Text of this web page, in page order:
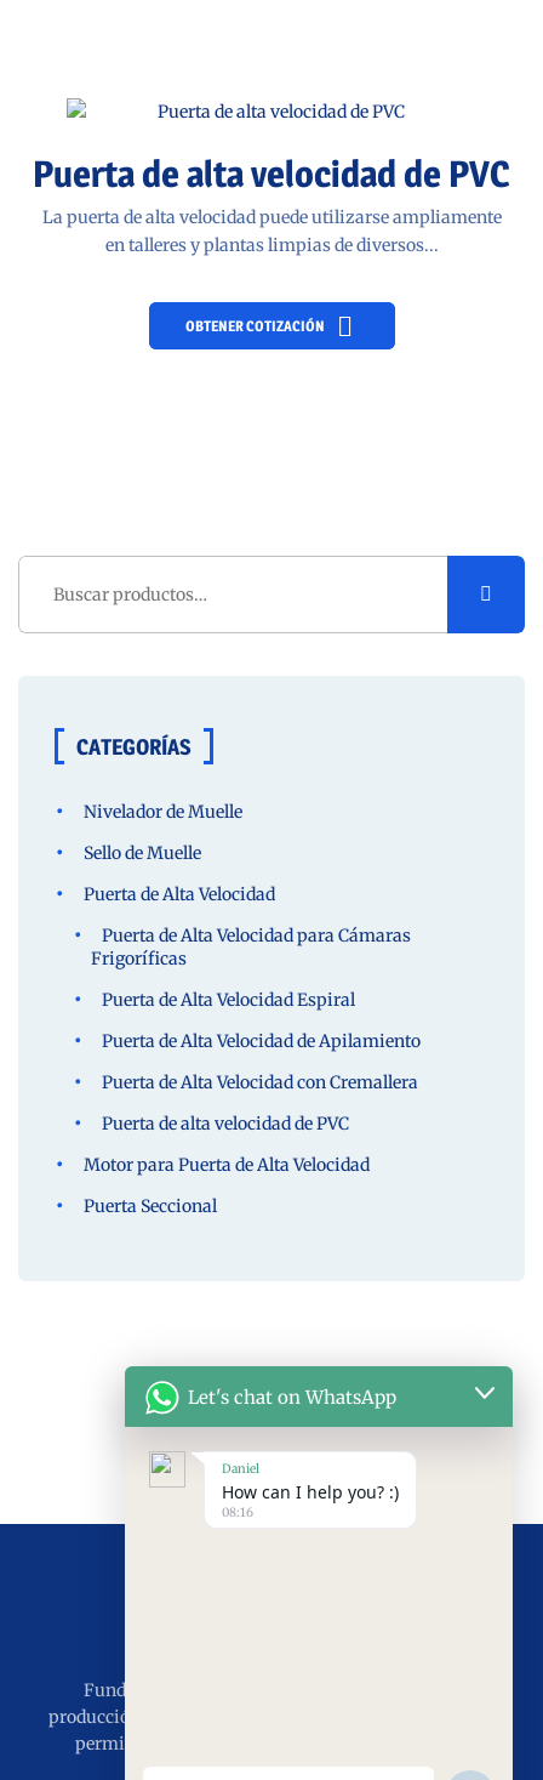
Puerta de alta velocidad de PVC
La puerta de alta velocidad puede utilizarse ampliamente
en talleres y plantas limpias de diversos...
OBTENER COTIZACIÓN
Buscar
CATEGORÍAS
Nivelador de Muelle
Sello de Muelle
Puerta de Alta Velocidad
Puerta de Alta Velocidad para Cámaras
Frigoríficas
Puerta de Alta Velocidad Espiral
Puerta de Alta Velocidad de Apilamiento
Puerta de Alta Velocidad con Cremallera
Puerta de alta velocidad de PVC
Motor para Puerta de Alta Velocidad
Puerta Seccional
Fundada en 2011, con 15 años de experiencia en
producción e instalación, el objetivo es servir al mundo,
permitiendo que el mundo disfrute de las puertas
industriales de SEPPES.
Let's chat on WhatsApp
Daniel
How can I help you? :)
08:16